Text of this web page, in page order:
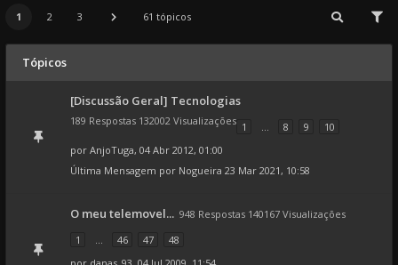
1 2 3 61 tópicos
Tópicos
[Discussão Geral] Tecnologias
189 Respostas 132002 Visualizações 1 ... 8 9
10
por AnjoTuga, 04 Abr 2012, 01:00
Última Mensagem por Nogueira 23 Mar 2021, 10:58
O meu telemovel... 948 Respostas 140167 Visualizações
1
... 46 47
48